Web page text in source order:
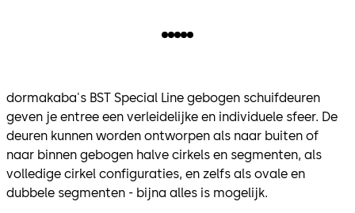
dormakaba's BST Special Line gebogen schuifdeuren
geven je entree een verleidelijke en individuele sfeer. De
deuren kunnen worden ontworpen als naar buiten of
naar binnen gebogen halve cirkels en segmenten, als
volledige cirkel configuraties, en zelfs als ovale en
dubbele segmenten - bijna alles is mogelijk.